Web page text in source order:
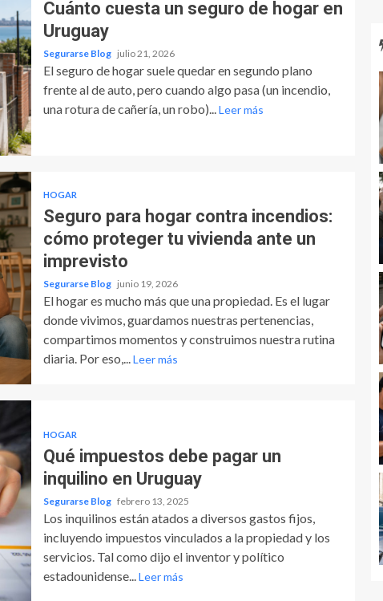
Cuánto cuesta un seguro de hogar en
Uruguay
Segurarse Blog julio 21, 2026
El seguro de hogar suele quedar en segundo plano
frente al de auto, pero cuando algo pasa (un incendio,
una rotura de cañería, un robo)... Leer más
HOGAR
Seguro para hogar contra incendios:
cómo proteger tu vivienda ante un
imprevisto
Segurarse Blog junio 19, 2026
El hogar es mucho más que una propiedad. Es el lugar
donde vivimos, guardamos nuestras pertenencias,
compartimos momentos y construimos nuestra rutina
diaria. Por eso,... Leer más
HOGAR
Qué impuestos debe pagar un
inquilino en Uruguay
Segurarse Blog febrero 13, 2025
Los inquilinos están atados a diversos gastos fijos,
incluyendo impuestos vinculados a la propiedad y los
servicios. Tal como dijo el inventor y político
estadounidense... Leer más